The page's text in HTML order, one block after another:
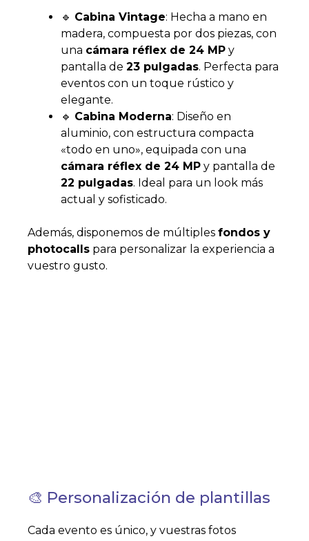
🔹 Cabina Vintage: Hecha a mano en
madera, compuesta por dos piezas, con
una cámara réflex de 24 MP y
pantalla de 23 pulgadas. Perfecta para
eventos con un toque rústico y
elegante.
🔹 Cabina Moderna: Diseño en
aluminio, con estructura compacta
«todo en uno», equipada con una
cámara réflex de 24 MP y pantalla de
22 pulgadas. Ideal para un look más
actual y sofisticado.
Además, disponemos de múltiples fondos y
photocalls para personalizar la experiencia a
vuestro gusto.
🎨 Personalización de plantillas
Cada evento es único, y vuestras fotos